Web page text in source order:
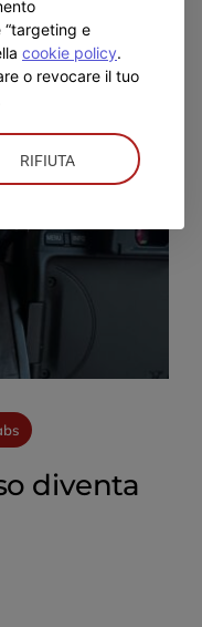
diventa
“targeting e
cookie policy.
o revocare il tuo
RIFIUTA